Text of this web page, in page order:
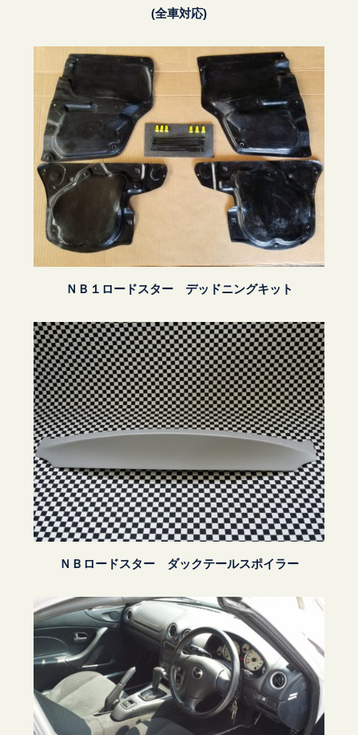
(全車対応)
ＮＢ１ロードスター デッドニングキット
ＮＢロードスター ダックテールスポイラー